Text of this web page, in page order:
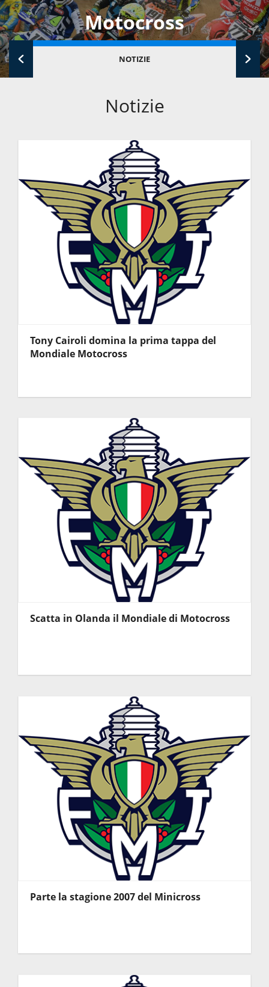
Motocross
NOTIZIE
Notizie
Tony Cairoli domina la prima tappa del
Mondiale Motocross
Scatta in Olanda il Mondiale di Motocross
Parte la stagione 2007 del Minicross